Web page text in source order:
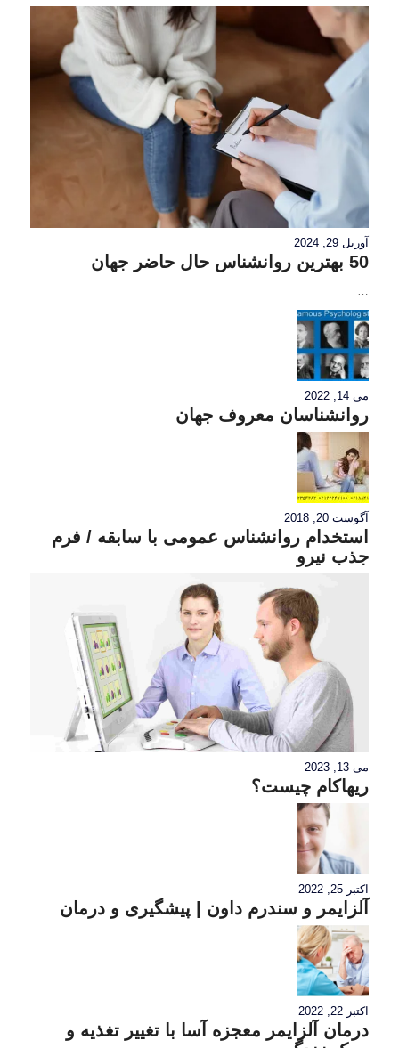
آوریل 29, 2024
50 بهترین روانشناس حال حاضر جهان
می 14, 2022
روانشناسان معروف جهان
آگوست 20, 2018
استخدام روانشناس عمومی با سابقه / فرم
جذب نیرو
می 13, 2023
ریهاکام چیست؟
اکتبر 25, 2022
آلزایمر و سندرم داون | پیشگیری و درمان
اکتبر 22, 2022
درمان آلزایمر معجزه آسا با تغییر تغذیه و